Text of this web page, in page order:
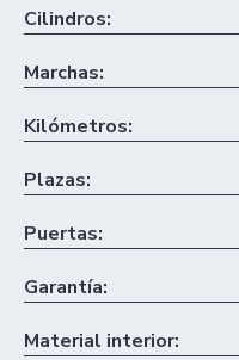
Cilindros:
Marchas:
Kilómetros:
Plazas:
Puertas:
Garantía:
Material interior: